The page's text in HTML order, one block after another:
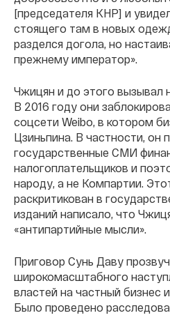
[председателя КНР] и
стоящего там в новых
разделся догола, но
прежнему император».
Чжицян и до этого вызывал
В 2016 году они
соцсети Weibo, в котором
Цзиньпина. В частности, он
государственные СМИ
налогоплательщиков и
народу, а не Компартии.
раскритикован в
изданий написало, что
«антипартийные мысли».
Приговор Сунь Даву
широкомасштабного
властей на частный бизнес
Было проведено